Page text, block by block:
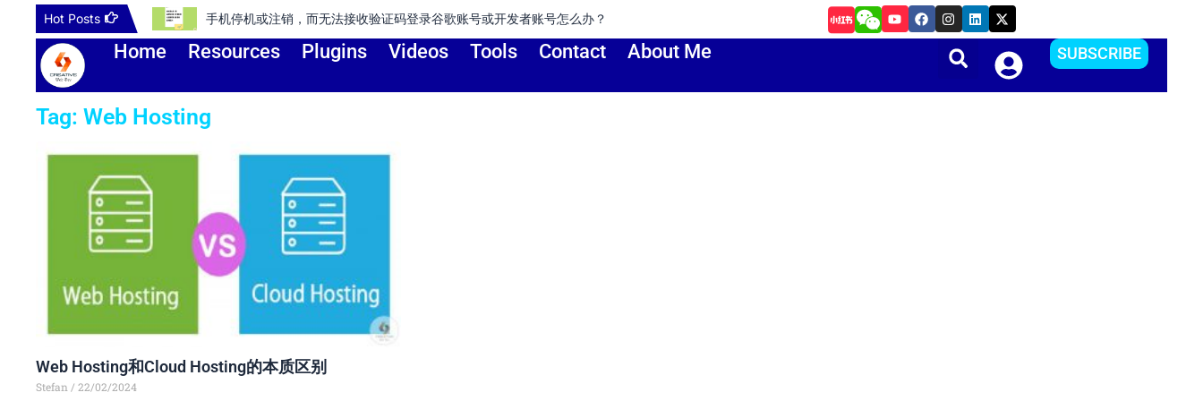
content
Hot Posts 手机停机或注销，而无法接收验证码登录谷歌账号或开发者账号怎么办？ 如何把Apple ID更改到其他国家或地区？方便下载APP
Y
o
u
e
F
a
c
o
I
n
s
t
a
r
L
i
n
i
X
-
t
w
i
t
t
Home Resources Plugins Videos Tools Contact About Me SUBSCRIBE
Tag: Web Hosting
Web Hosting和Cloud Hosting的本质区别
Stefan
22/02/2024